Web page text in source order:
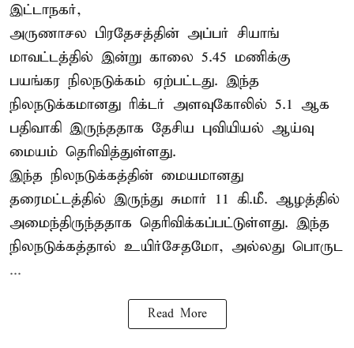
இட்டாநகர்,
அருணாசல பிரதேசத்தின் அப்பர் சியாங்
மாவட்டத்தில் இன்று காலை 5.45 மணிக்கு
பயங்கர நிலநடுக்கம் ஏற்பட்டது. இந்த
நிலநடுக்கமானது ரிக்டர் அளவுகோலில் 5.1 ஆக
பதிவாகி இருந்ததாக தேசிய புவியியல் ஆய்வு
மையம் தெரிவித்துள்ளது.
இந்த நிலநடுக்கத்தின் மையமானது
தரைமட்டத்தில் இருந்து சுமார் 11 கி.மீ. ஆழத்தில்
அமைந்திருந்ததாக தெரிவிக்கப்பட்டுள்ளது. இந்த
நிலநடுக்கத்தால் உயிர்சேதமோ, அல்லது பொருட
...
Read More